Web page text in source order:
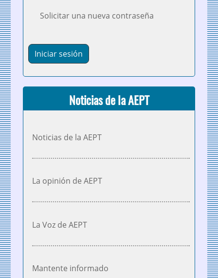
Solicitar una nueva contraseña
Noticias de la AEPT
Noticias de la AEPT
La opinión de AEPT
La Voz de AEPT
Mantente informado